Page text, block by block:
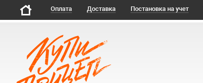
Оплата Доставка Постановка на учет